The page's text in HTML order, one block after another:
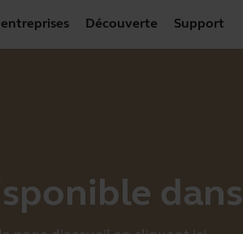
Découverte Support